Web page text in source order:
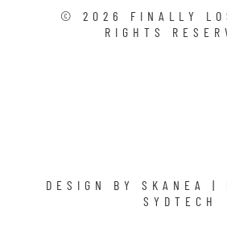
© 2026
FINALLY
RIGHTS
DESIGN BY SKANEA
|
SYDTECH